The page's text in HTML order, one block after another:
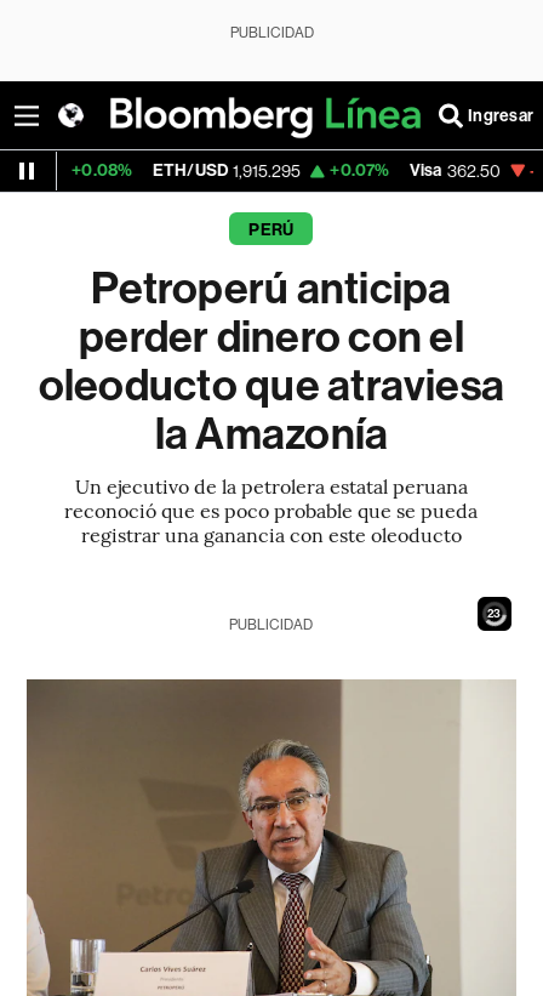
PUBLICIDAD
Ingresar
ETH/USD 1,915.295 +0.07% Visa 362.50 -2.15%
PERÚ
Petroperú anticipa
perder dinero con el
oleoducto que atraviesa
la Amazonía
Un ejecutivo de la petrolera estatal peruana
reconoció que es poco probable que se pueda
registrar una ganancia con este oleoducto
21
PUBLICIDAD